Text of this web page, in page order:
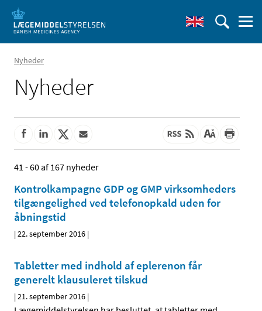
Nyheder
Nyheder
41 - 60 af 167 nyheder
Kontrolkampagne GDP og GMP virksomheders
tilgængelighed ved telefonopkald uden for
åbningstid
|22. september 2016 |
Tabletter med indhold af eplerenon får
generelt klausuleret tilskud
|21. september 2016 |